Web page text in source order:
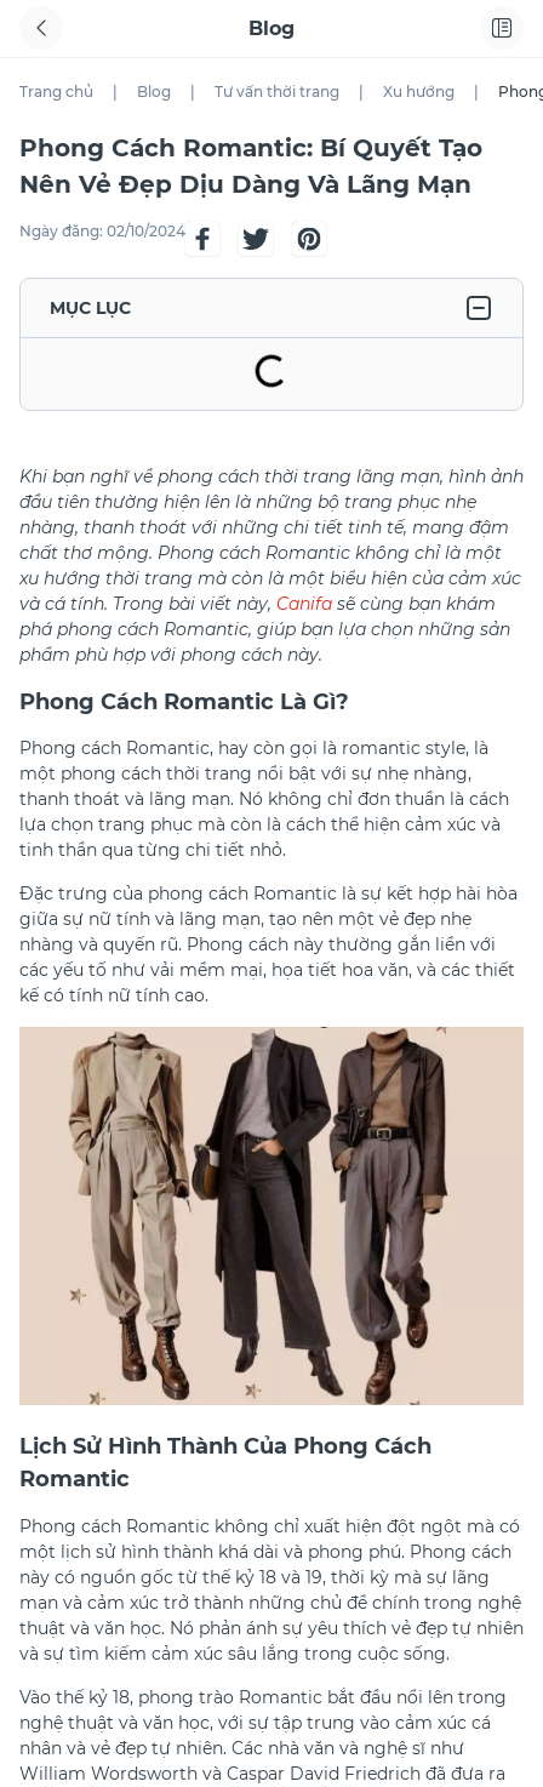
Blog
Trang chủ Blog Tư vấn thời trang Xu hướng
Phong Cách Romantic: Bí Quyết Tạo
Nên Vẻ Đẹp Dịu Dàng Và Lãng Mạn
Ngày đăng: 02/10/2024
MỤC LỤC
Khi bạn nghĩ về phong cách thời trang lãng mạn, hình ảnh
đầu tiên thường hiện lên là những bộ trang phục nhẹ
nhàng, thanh thoát với những chi tiết tinh tế, mang đậm
chất thơ mộng. Phong cách Romantic không chỉ là một
xu hướng thời trang mà còn là một biểu hiện của cảm xúc
và cá tính. Trong bài viết này, Canifa sẽ cùng bạn khám
phá phong cách Romantic, giúp bạn lựa chọn những sản
phẩm phù hợp với phong cách này.
Phong Cách Romantic Là Gì?
Phong cách Romantic, hay còn gọi là romantic style, là
một phong cách thời trang nổi bật với sự nhẹ nhàng,
thanh thoát và lãng mạn. Nó không chỉ đơn thuần là cách
lựa chọn trang phục mà còn là cách thể hiện cảm xúc và
tinh thần qua từng chi tiết nhỏ.
Đặc trưng của phong cách Romantic là sự kết hợp hài hòa
giữa sự nữ tính và lãng mạn, tạo nên một vẻ đẹp nhẹ
nhàng và quyến rũ. Phong cách này thường gắn liền với
các yếu tố như vải mềm mại, họa tiết hoa văn, và các thiết
kế có tính nữ tính cao.
Lịch Sử Hình Thành Của Phong Cách
Romantic
Phong cách Romantic không chỉ xuất hiện đột ngột mà có
một lịch sử hình thành khá dài và phong phú. Phong cách
này có nguồn gốc từ thế kỷ 18 và 19, thời kỳ mà sự lãng
mạn và cảm xúc trở thành những chủ đề chính trong nghệ
thuật và văn học. Nó phản ánh sự yêu thích vẻ đẹp tự nhiên
và sự tìm kiếm cảm xúc sâu lắng trong cuộc sống.
Vào thế kỷ 18, phong trào Romantic bắt đầu nổi lên trong
nghệ thuật và văn học, với sự tập trung vào cảm xúc cá
nhân và vẻ đẹp tự nhiên. Các nhà văn và nghệ sĩ như
William Wordsworth và Caspar David Friedrich đã đưa ra